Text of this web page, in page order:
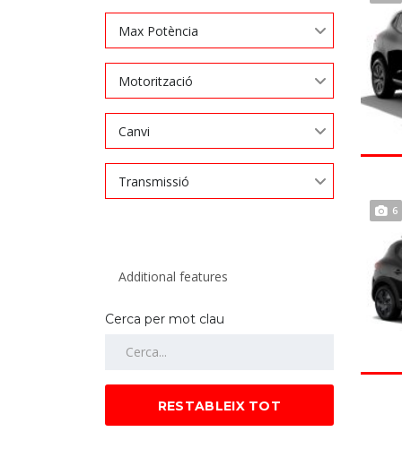
Max Potència
Motorització
Canvi
Transmissió
Cerca per mot clau
RESTABLEIX TOT
6